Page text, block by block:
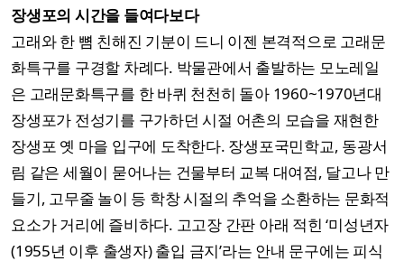
장생포의 시간을 들여다보다
고래와 한 뼘 친해진 기분이 드니 이젠 본격적으로 고래문
화특구를 구경할 차례다. 박물관에서 출발하는 모노레일
은 고래문화특구를 한 바퀴 천천히 돌아 1960~1970년대
장생포가 전성기를 구가하던 시절 어촌의 모습을 재현한
장생포 옛 마을 입구에 도착한다. 장생포국민학교, 동광서
림 같은 세월이 묻어나는 건물부터 교복 대여점, 달고나 만
들기, 고무줄 놀이 등 학창 시절의 추억을 소환하는 문화적
요소가 거리에 즐비하다. 고고장 간판 아래 적힌 ‘미성년자
(1955년 이후 출생자) 출입 금지’라는 안내 문구에는 피식